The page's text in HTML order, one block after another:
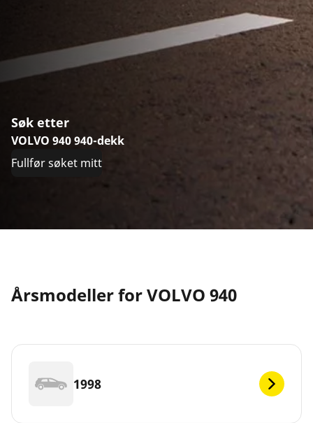
Søk etter
VOLVO 940 940-dekk
Fullfør søket mitt
Årsmodeller for VOLVO 940
1998